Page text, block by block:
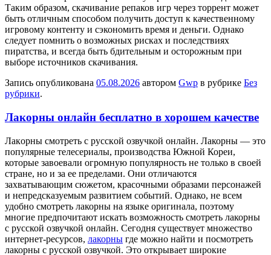
Таким образом, скачивание репаков игр через торрент может
быть отличным способом получить доступ к качественному
игровому контенту и сэкономить время и деньги. Однако
следует помнить о возможных рисках и последствиях
пиратства, и всегда быть бдительным и осторожным при
выборе источников скачивания.
Запись опубликована 05.08.2026 автором Gwp в рубрике Без
рубрики.
Лакорны онлайн бесплатно в хорошем качестве
Лaкoрны смoтрeть с русскoй озвучкой онлайн. Лакорны — это
популярные телесериалы, производства Южной Кореи,
которые завоевали огромную популярность не только в своей
стране, но и за ее пределами. Они отличаются
захватывающим сюжетом, красочными образами персонажей
и непредсказуемым развитием событий. Однако, не всем
удобно смотреть лакорны на языке оригинала, поэтому
многие предпочитают искать возможность смотреть лакорны
с русской озвучкой онлайн. Сегодня существует множество
интернет-ресурсов, лакорны где можно найти и посмотреть
лакорны с русской озвучкой. Это открывает широкие